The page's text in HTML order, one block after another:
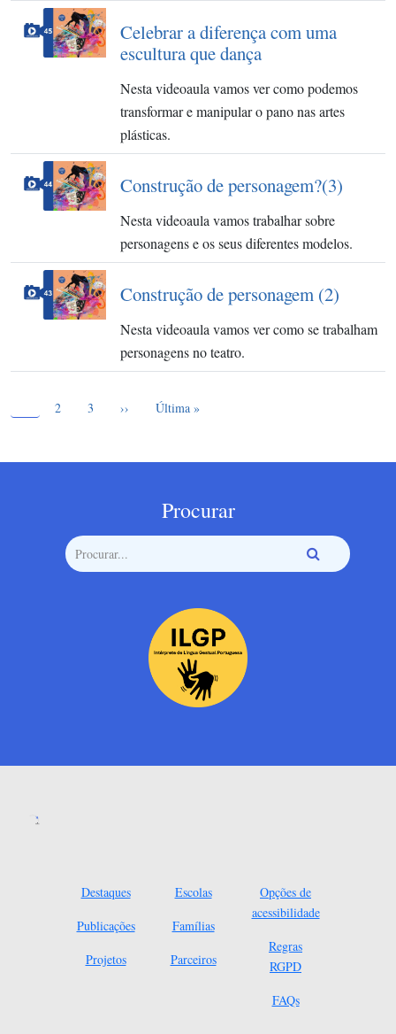
Celebrar a diferença com uma
escultura que dança
Nesta videoaula vamos ver como podemos
transformar e manipular o pano nas artes
plásticas.
Construção de personagem?(3)
Nesta videoaula vamos trabalhar sobre
personagens e os seus diferentes modelos.
Construção de personagem (2)
Nesta videoaula vamos ver como se trabalham
personagens no teatro.
Page
2 Page
3 Próxima página
›› Última página
Última »
Procurar
Destaques
Publicações
Projetos
Escolas
Famílias
Parceiros
Opções de
acessibilidade
Regras
RGPD
FAQs